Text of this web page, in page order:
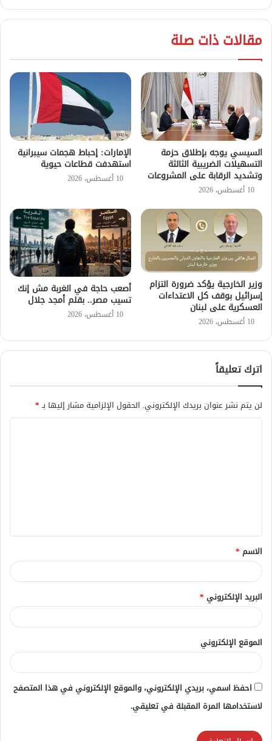
مقالات ذات صلة
السيسي يوجه بإطلاق حزمة
التسهيلات الضريبية الثالثة
وتشديد الرقابة على المشروعات
10 أغسطس، 2026
الإمارات: إحباط هجمات سيبرانية
استهدفت قطاعات حيوية
10 أغسطس، 2026
وزير الخارجية يؤكد ضرورة التزام
إسرائيل بوقف كل الاعتداءات
العسكرية على لبنان
10 أغسطس، 2026
أصعب حاجة في الغربة مش إنك
تسيب مصر.. بقلم أمجد جلال
10 أغسطس، 2026
اترك تعليقاً
لن يتم نشر عنوان بريدك الإلكتروني. الحقول الإلزامية مشار إليها بـ*
ق
*
الاسم *
البريد الإلكتروني *
الموقع الإلكتروني
احفظ اسمي، بريدي الإلكتروني، والموقع الإلكتروني في هذا المتصفح
لاستخدامها المرة المقبلة في تعليقي.